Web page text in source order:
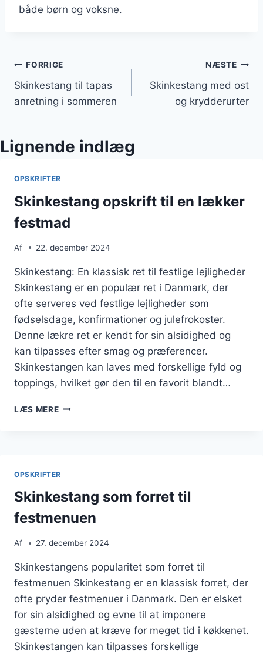
både børn og voksne.
Indlægsnavigation
FORRIGE
Skinkestang til tapas
anretning i sommeren
NÆSTE
Skinkestang med ost
og krydderurter
Lignende indlæg
OPSKRIFTER
Skinkestang opskrift til en lækker
festmad
Af 22. december 2024
Skinkestang: En klassisk ret til festlige lejligheder
Skinkestang er en populær ret i Danmark, der
ofte serveres ved festlige lejligheder som
fødselsdage, konfirmationer og julefrokoster.
Denne lækre ret er kendt for sin alsidighed og
kan tilpasses efter smag og præferencer.
Skinkestangen kan laves med forskellige fyld og
toppings, hvilket gør den til en favorit blandt…
LÆS MERESKINKESTANG
OPSKRIFTER
Skinkestang som forret til
festmenuen
Af 27. december 2024
Skinkestangens popularitet som forret til
festmenuen Skinkestang er en klassisk forret, der
ofte pryder festmenuer i Danmark. Den er elsket
for sin alsidighed og evne til at imponere
gæsterne uden at kræve for meget tid i køkkenet.
Skinkestangen kan tilpasses forskellige